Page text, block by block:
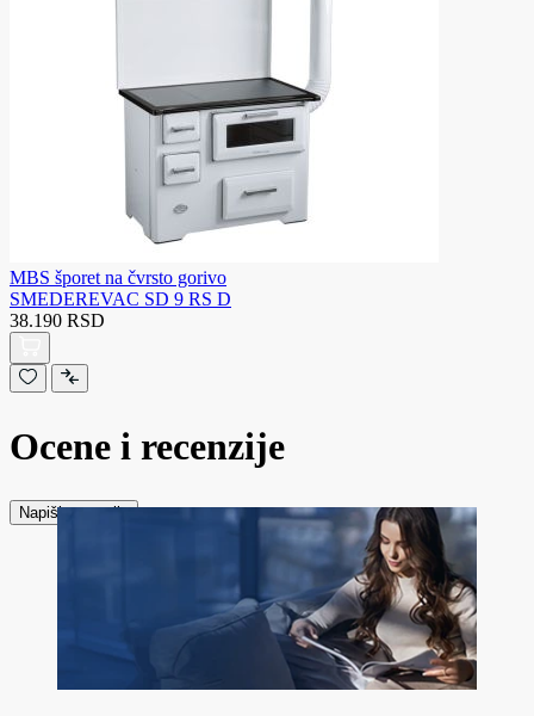
MBS šporet na čvrsto gorivo
SMEDEREVAC SD 9 RS D
38.190 RSD
Ocene i recenzije
Napiši recenziju